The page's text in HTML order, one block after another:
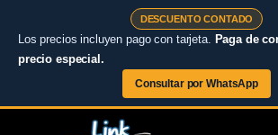
DESCUENTO CONTADO
Los precios incluyen pago con tarjeta. Paga de
precio especial.
Consultar por WhatsApp
Skip to navigation